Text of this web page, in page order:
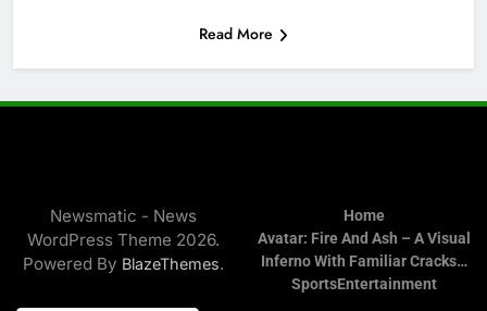
Read More
Newsmatic - News
WordPress Theme 2026.
Powered By BlazeThemes.
Home
Avatar: Fire And Ash – A Visual
Inferno With Familiar Cracks…
SportsEntertainment